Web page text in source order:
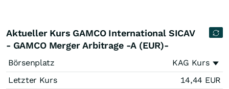
Aktueller Kurs GAMCO International SICAV
- GAMCO Merger Arbitrage -A (EUR)-
Börsenplatz
KAG Kurs
Letzter Kurs
14,44 EUR